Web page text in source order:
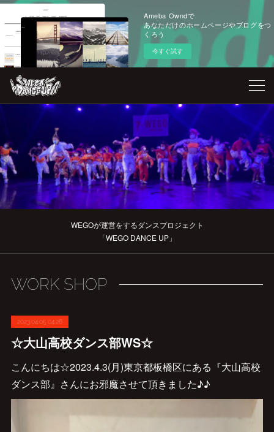
Ameba Owndで
あなただけのホームページやブログをつ
くろう
今すぐ試す
WEGOが運営をするダンスプロジェクト
「WEGO DANCE UP」
WORK SHOP
2023.04.05 04:26
☆大山高校ダンス部WS☆
こんにちは☆2023.4.3(月)東京都板橋区にある『大山高校
ダンス部』さんにお邪魔させて頂きました♪♪